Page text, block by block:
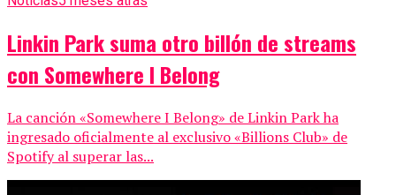
Linkin Park suma otro billón de streams
con Somewhere I Belong
La canción «Somewhere I Belong» de Linkin Park ha
ingresado oficialmente al exclusivo «Billions Club» de
Spotify al superar las...